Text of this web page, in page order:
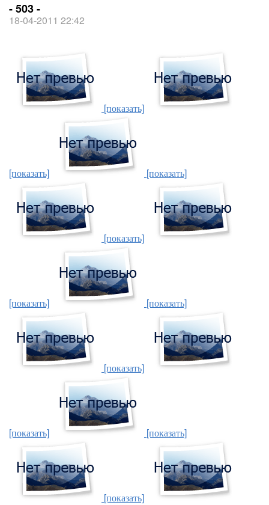
- 503 -
18-04-2011 22:42
[показать]
[показать] [показать]
[показать]
[показать] [показать]
[показать]
[показать] [показать]
[показать]